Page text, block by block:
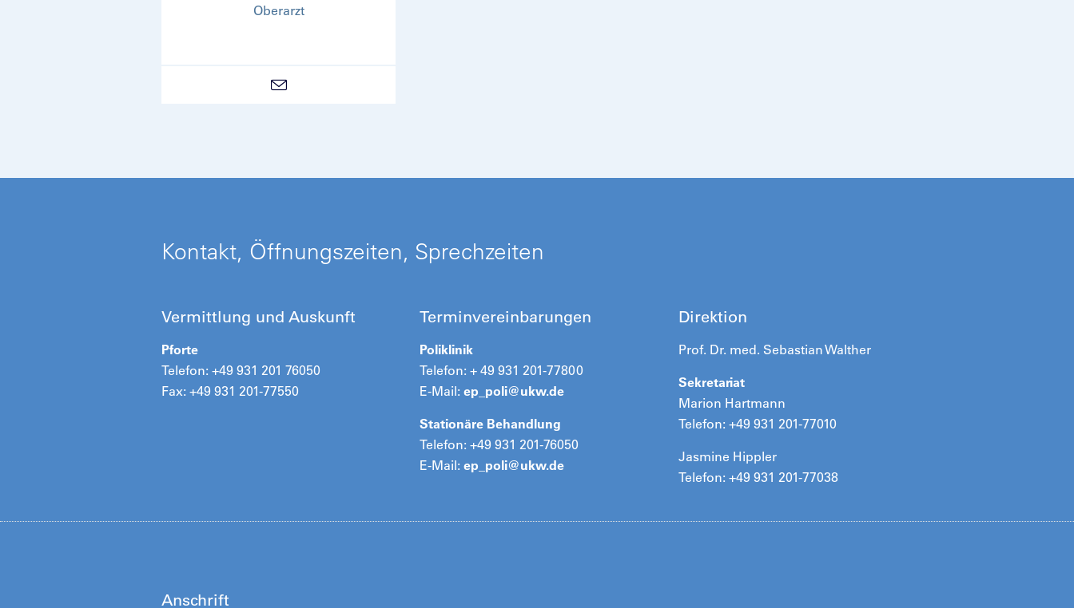
Oberarzt
Kontakt, Öffnungszeiten, Sprechzeiten
Vermittlung und Auskunft
Pforte
Telefon: +49 931 201 76050
Fax: +49 931 201-77550
Terminvereinbarungen
Poliklinik
Telefon: + 49 931 201-77800
E-Mail:ep_poli@ukw.de
Stationäre Behandlung
Telefon: +49 931 201-76050
E-Mail:ep_poli@ukw.de
Direktion
Prof. Dr. med. Sebastian Walther
Sekretariat
Marion Hartmann
Telefon: +49 931 201-77010
Jasmine Hippler
Telefon: +49 931 201-77038
Anschrift